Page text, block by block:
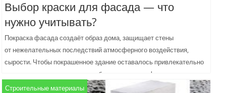
Выбор краски для фасада — что
нужно учитывать?
Покраска фасада создаёт образ дома, защищает стены
от нежелательных последствий атмосферного воздействия,
сырости. Чтобы покрашенное здание оставалось привлекательно
выглядящим много лет, при выборе краски для фасада...
Строительные материалы